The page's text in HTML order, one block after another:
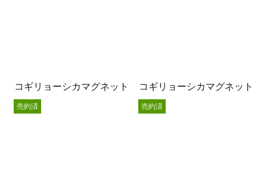
コギリョーシカマグネット コギリョーシカマグネット
売約済 売約済